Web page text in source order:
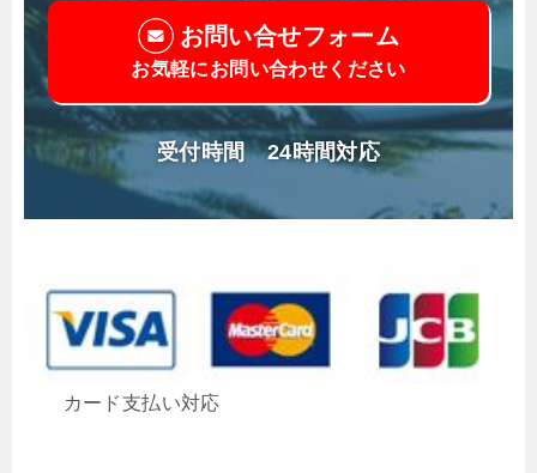
お問い合せフォーム
お気軽にお問い合わせください
受付時間 24時間対応
カード支払い対応